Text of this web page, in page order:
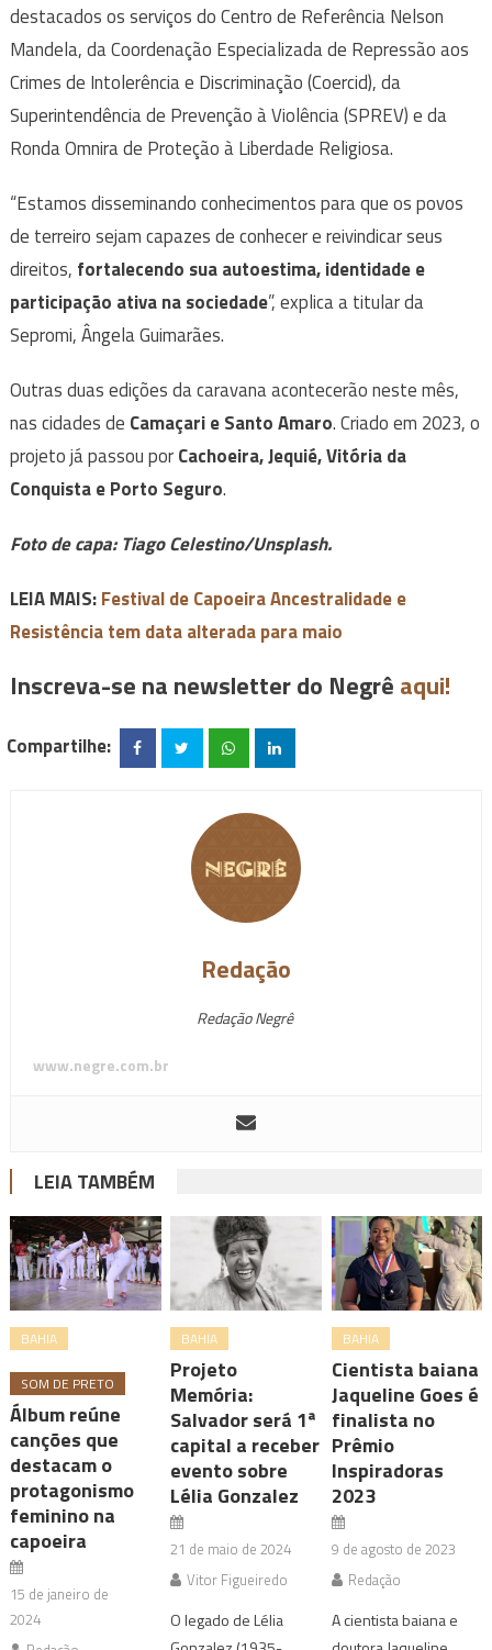
destacados os serviços do Centro de Referência Nelson
Mandela, da Coordenação Especializada de Repressão aos
Crimes de Intolerência e Discriminação (Coercid), da
Superintendência de Prevenção à Violência (SPREV) e da
Ronda Omnira de Proteção à Liberdade Religiosa.
“Estamos disseminando conhecimentos para que os povos
de terreiro sejam capazes de conhecer e reivindicar seus
direitos, fortalecendo sua autoestima, identidade e
participação ativa na sociedade”, explica a titular da
Sepromi, Ângela Guimarães.
Outras duas edições da caravana acontecerão neste mês,
nas cidades de Camaçari e Santo Amaro. Criado em 2023, o
projeto já passou porCachoeira, Jequié, Vitória da
Conquista e Porto Seguro.
Foto de capa: Tiago Celestino/Unsplash.
LEIA MAIS:Festival de Capoeira Ancestralidade e
Resistência tem data alterada para maio
Inscreva-se na newsletter do Negrê aqui!
Compartilhe:
Redação
Redação Negrê
www.negre.com.br
LEIA TAMBÉM
BAHIA
SOM DE PRETO
Álbum reúne
canções que
destacam o
protagonismo
feminino na
capoeira
15 de janeiro de
2024
BAHIA
Projeto
Memória:
Salvador será 1ª
capital a receber
evento sobre
Lélia Gonzalez
21 de maio de 2024
Vitor Figueiredo
O legado de Lélia
BAHIA
Cientista baiana
Jaqueline Goes é
finalista no
Prêmio
Inspiradoras
2023
9 de agosto de 2023
Redação
A cientista baiana e